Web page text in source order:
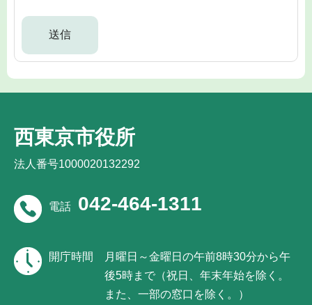
西東京市役所
法人番号1000020132292
電話 042-464-1311
開庁時間
月曜日～金曜日の午前8時30分から午
後5時まで（祝日、年末年始を除く。
また、一部の窓口を除く。）